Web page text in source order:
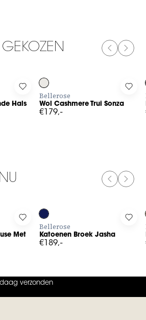
Met Ronde Hals to your wishlist
Hals
Log in to add Wol Cashmere
Bellerose
Wol Cashmere Trui Sonza
€179,-
Log
Blouse Met Sjaaltje to your
Met
Log in to add Katoenen Broek
Bellerose
Katoenen Broek Jasha
€189,-
Log
verzonden
reviews)